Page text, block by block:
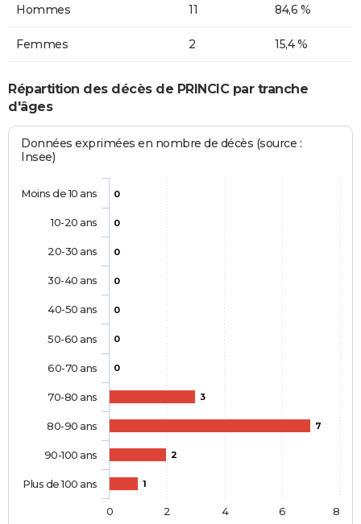
Hommes 11 84,6 %
Femmes 2 15,4 %
Répartition des décès de PRINCIC par tranche
d'âges
Données exprimées en nombre de décès (source :
Insee)
0
0
0
0
0
0
0
3
7
2
1
Moins de 10 ans
10-20 ans
20-30 ans
30-40 ans
40-50 ans
50-60 ans
60-70 ans
70-80 ans
80-90 ans
90-100 ans
Plus de 100 ans
0 2 4 6 8